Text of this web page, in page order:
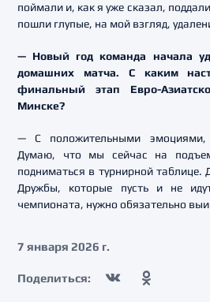
поймали и, как я уже сказал,
пошли глупые, на мой взгляд,
— Новый год команда начала
домашних матча. С каким
финальный этап Евро-
Минске?
— С положительными
Думаю, что мы сейчас на
подниматься в турнирной таблице.
Дружбы, которые пусть и не
чемпионата, нужно обязательно
7 января 2026 г.
Поделиться: